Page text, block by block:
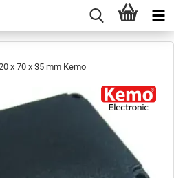
x 70 x 35 mm Kemo